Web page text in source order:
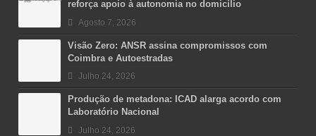
reforça apoio à autonomia no domicílio
Agosto 7, 2026
Visão Zero: ANSR assina compromissos com
Coimbra e Autoestradas
Julho 24, 2026
Produção de metadona: ICAD alarga acordo com
Laboratório Nacional
Julho 24, 2026